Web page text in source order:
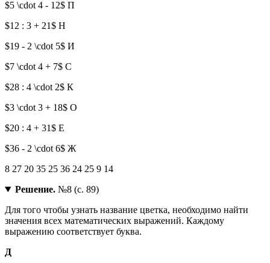
$5 \cdot 4 - 12$ П
$12 : 3 + 21$ Н
$19 - 2 \cdot 5$ И
$7 \cdot 4 + 7$ С
$28 : 4 \cdot 2$ К
$3 \cdot 3 + 18$ О
$20 : 4 + 31$ Е
$36 - 2 \cdot 6$ Ж
8 27 20 35 25 36 24 25 9 14
Решение.№8 (с. 89)
Для того чтобы узнать название цветка, необходимо найти
значения всех математических выражений. Каждому
выражению соответствует буква.
Д